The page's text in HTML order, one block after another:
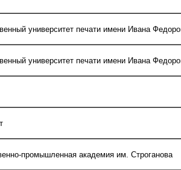
университет печати имени Ивана
университет печати имени Ивана
промышленная академия им. Строганова